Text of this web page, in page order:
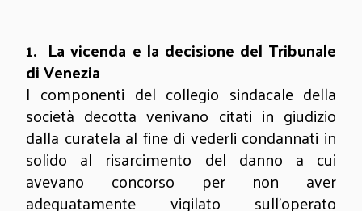
1. La vicenda e la decisione del Tribunale
di Venezia
I componenti del collegio sindacale della
società decotta venivano citati in giudizio
dalla curatela al fine di vederli condannati in
solido al risarcimento del danno a cui
avevano concorso per non aver
adeguatamente vigilato sull’operato